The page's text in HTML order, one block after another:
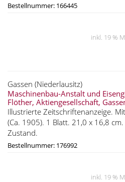
Bestellnummer: 166445
inkl. 19 %
Gassen (Niederlausitz)
Maschinenbau-Anstalt und
Flöther, Aktiengesellschaft,
Illustrierte Zeitschriftenanzeige.
(Ca. 1905). 1 Blatt. 21,0 x 16,8
Zustand.
Bestellnummer: 176992
inkl. 19 %